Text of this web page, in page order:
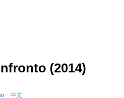
(2014)
中文